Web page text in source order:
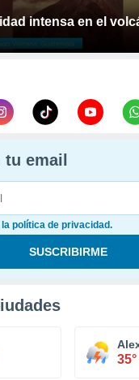
intensa en el
email
política de privacidad.
35°